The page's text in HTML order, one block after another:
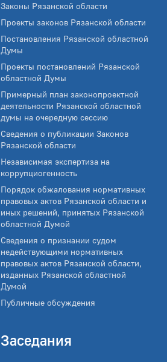
Законы Рязанской области
Проекты законов Рязанской области
Постановления Рязанской областной
Думы
Проекты постановлений Рязанской
областной Думы
Примерный план законопроектной
деятельности Рязанской областной
думы на очередную сессию
Сведения о публикации Законов
Рязанской области
Независимая экспертиза на
коррупциогенность
Порядок обжалования нормативных
правовых актов Рязанской области и
иных решений, принятых Рязанской
областной Думой
Сведения о признании судом
недействующими нормативных
правовых актов Рязанской области,
изданных Рязанской областной
Думой
Публичные обсуждения
Заседания